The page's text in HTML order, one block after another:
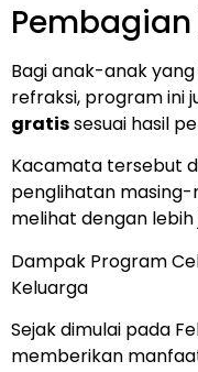
Bagi anak-anak
refraksi, program ini
gratissesuai hasil
Kacamata tersebut
penglihatan
melihat dengan
Dampak Program
Keluarga
Sejak dimulai pada
memberikan